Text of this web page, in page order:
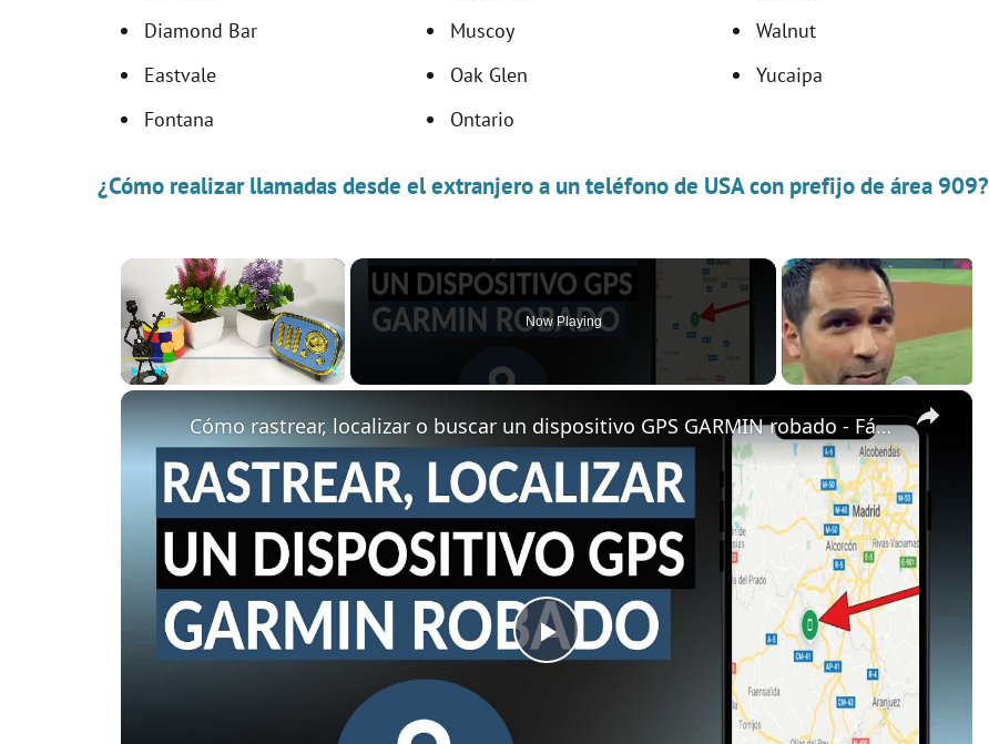
Diamond Bar
Eastvale
Fontana
Muscoy
Oak Glen
Ontario
Walnut
Yucaipa
¿Cómo realizar llamadas desde el extranjero a un teléfono de USA con prefijo de área 909?
×
Now Playing
×
P
Cómo rastrear, localizar o buscar un dispositivo GPS GARMIN robado - Fácilmente